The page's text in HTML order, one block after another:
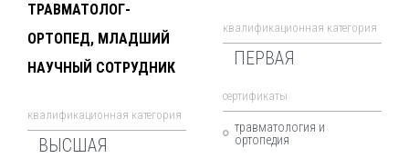
ТРАВМАТОЛОГ-
ОРТОПЕД, МЛАДШИЙ
НАУЧНЫЙ СОТРУДНИК
квалификационная категория
ВЫСШАЯ
квалификационная категория
ПЕРВАЯ
cертификаты
травматология и
ортопедия